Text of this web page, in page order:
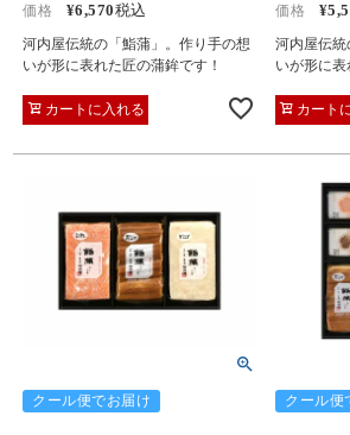
価格 ¥6,570税込
河内屋伝統の「鮨蒲」。作り手の想
いが形に表れた匠の蒲鉾です！
カートに入れる
価格 ¥
河内屋伝統
いが形に表
カート
クール便でお届け クール便